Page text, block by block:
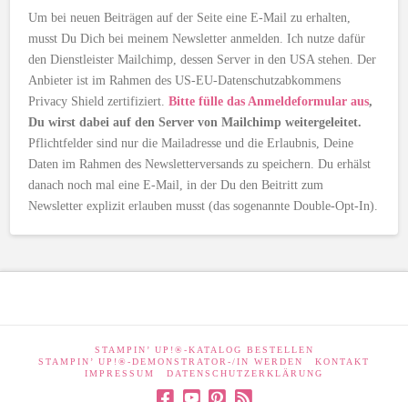
Um bei neuen Beiträgen auf der Seite eine E-Mail zu erhalten,
musst Du Dich bei meinem Newsletter anmelden. Ich nutze dafür
den Dienstleister Mailchimp, dessen Server in den USA stehen. Der
Anbieter ist im Rahmen des US-EU-Datenschutzabkommens
Privacy Shield zertifiziert.Bitte fülle das Anmeldeformular aus,
Du wirst dabei auf den Server von Mailchimp weitergeleitet.
Pflichtfelder sind nur die Mailadresse und die Erlaubnis, Deine
Daten im Rahmen des Newsletterversands zu speichern. Du erhälst
danach noch mal eine E-Mail, in der Du den Beitritt zum
Newsletter explizit erlauben musst (das sogenannte Double-Opt-In).
STAMPIN’ UP!®-KATALOG BESTELLEN
STAMPIN’ UP!®-DEMONSTRATOR-/IN WERDEN
KONTAKT
IMPRESSUM
DATENSCHUTZERKLÄRUNG